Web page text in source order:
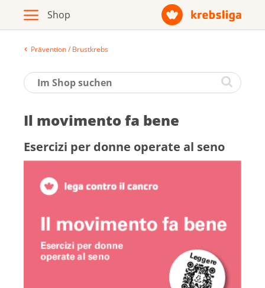
Broschüren / Infomaterial
Produkte
Deutsch
Prävention / Brustkrebs
Il movimento fa bene
Esercizi per donne operate al seno